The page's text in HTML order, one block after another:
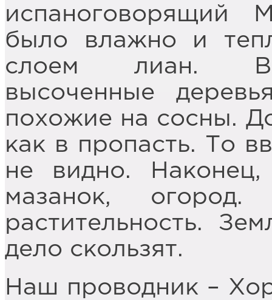
испаноговорящий
было влажно и
слоем лиан.
высоченные
похожие на сосны.
как в пропасть. То
не видно.
мазанок,
растительность.
дело скользят.
Наш проводник –